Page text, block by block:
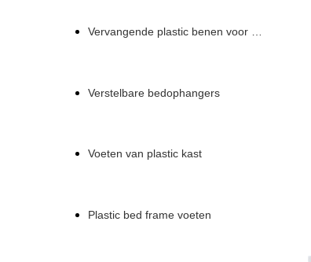
Vervangende plastic benen voor een bank
Verstelbare bedophangers
Voeten van plastic kast
Plastic bed frame voeten